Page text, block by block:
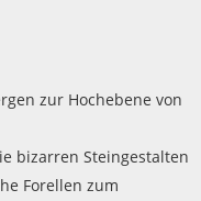
zur Hochebene von
bizarren Steingestalten
Forellen zum